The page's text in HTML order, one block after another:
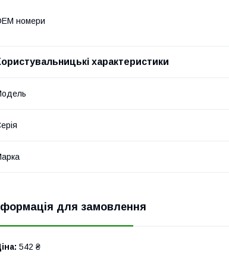
номери
характеристики
для замовлення
542 ₴